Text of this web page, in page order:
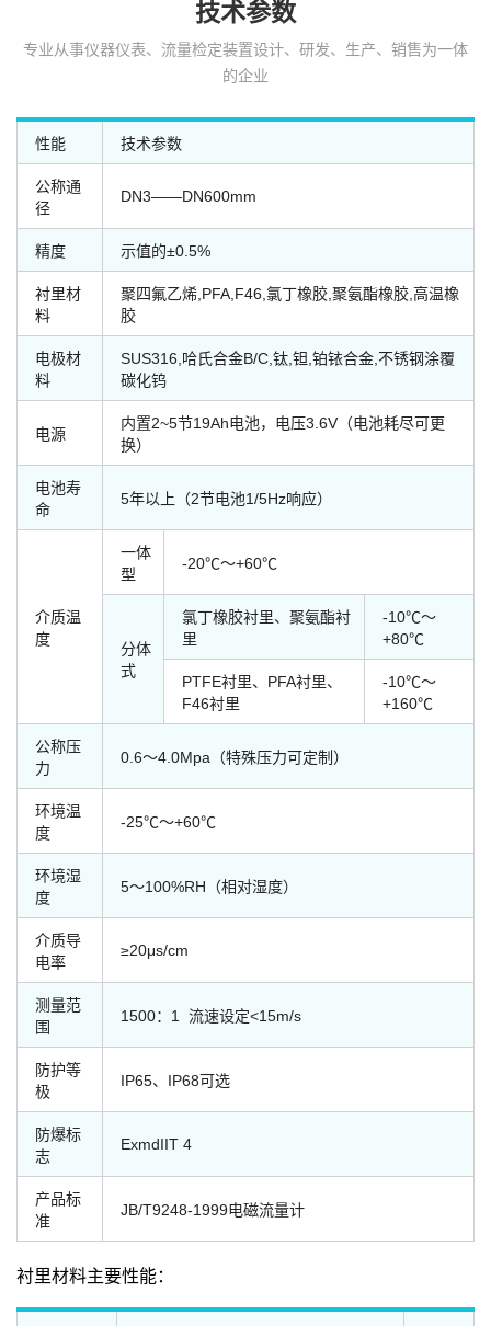
技术参数
专业从事仪器仪表、流量检定装置设计、研发、生产、销售为一体
的企业
性能 技术参数
公称通
径
DN3——DN600mm
精度 示值的±0.5%
衬里材
料
聚四氟乙烯,PFA,F46,氯丁橡胶,聚氨酯橡胶,高温橡
胶
电极材
料
SUS316,哈氏合金B/C,钛,钽,铂铱合金,不锈钢涂覆
碳化钨
电源
内置2~5节19Ah电池，电压3.6V（电池耗尽可更
换）
电池寿
命
5年以上（2节电池1/5Hz响应）
介质温
度
一体
型
-20℃～+60℃
分体
式
氯丁橡胶衬里、聚氨酯衬
里
-10℃～
+80℃
PTFE衬里、PFA衬里、
F46衬里
-10℃～
+160℃
公称压
力
0.6～4.0Mpa（特殊压力可定制）
环境温
度
-25℃～+60℃
环境湿
度
5～100%RH（相对湿度）
介质导
电率
≥20μs/cm
测量范
围
1500：1 流速设定<15m/s
防护等
极
IP65、IP68可选
防爆标
志
ExmdIIT 4
产品标
准
JB/T9248-1999电磁流量计
衬里材料主要性能：